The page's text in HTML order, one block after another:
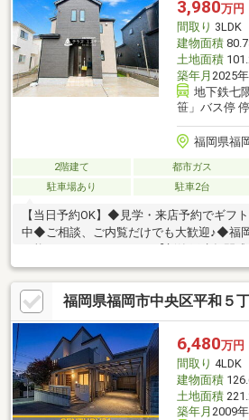
3,980万円
間取り 3LDK
建物面積
土地面積
築年月 2025
地下鉄七
笹」バス停
福岡県福
2階建て 都市ガス
駐車場あり
駐車2台
【当日予約OK】◆見学・来店予約でギフ
中◆ご相談、ご内覧だけでも大歓迎♪◆福
可能 テラスエステートは【新築戸建年間
→当社が1番お得に買えたというお客様の
3つの理由↓【新築戸建専門だから知識や
は住宅メーカーの裏側を知らないと損す
や当社でしか教えられない情報多数！【住
超】提携銀行多数で実績も豊富。10人中
【安心のアフターサポート体制】メーカー
ターサポートで購入後も安心
福岡県福岡市中央区平和５
6,480万円
間取り 4LDK
建物面積
土地面積
築年月 2009